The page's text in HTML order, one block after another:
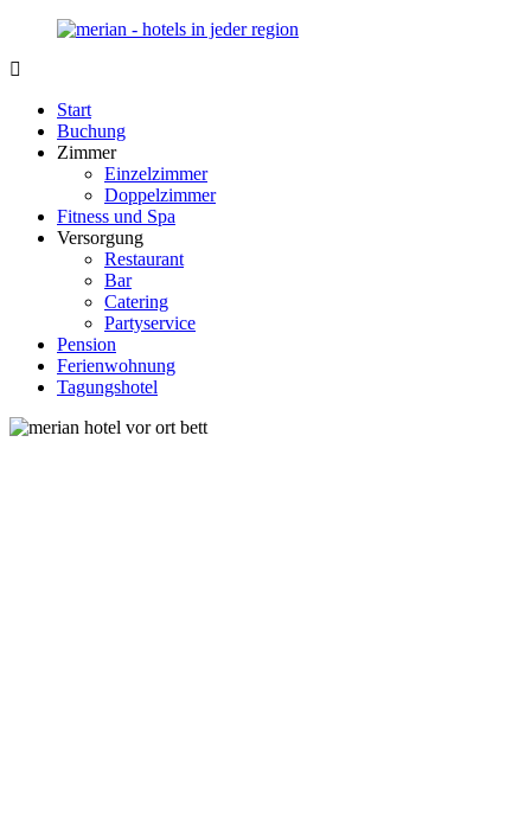
Zurück
Inhalt
Hotel.de
Portal
Hotels,
Unterkunft
Reisen
Deutschland
Start
Buchung
Zimmer
Einzelzimmer
Doppelzimmer
Fitness und Spa
Versorgung
Restaurant
Bar
Catering
Partyservice
Pension
Ferienwohnung
Tagungshotel